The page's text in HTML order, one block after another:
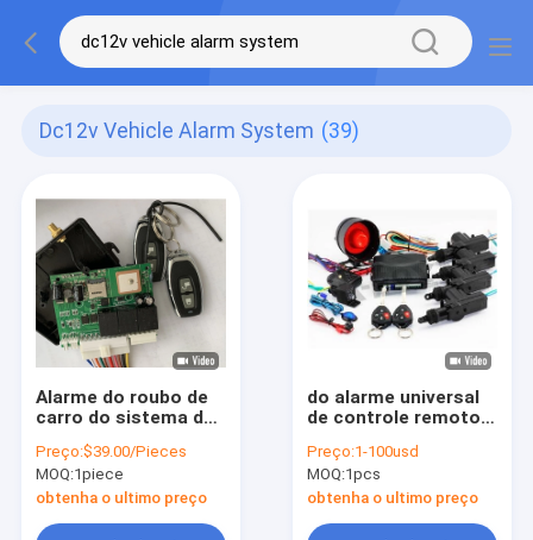
Dc12v Vehicle Alarm System (39)
Alarme do roubo de
carro do sistema do
imobilizador de GPS
anti com entrada
Keyless de
travamento central
Preço:$39.00/Pieces
MOQ:1piece
obtenha o ultimo preço
do alarme universal
de controle remoto
100m sistema de
segurança Keyless
do veículo da entrada
Preço:1-100usd
MOQ:1pcs
obtenha o ultimo preço